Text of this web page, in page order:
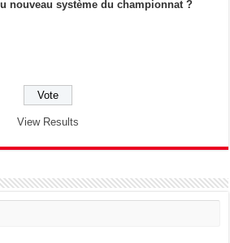
nouveau système du championnat ?
View Results